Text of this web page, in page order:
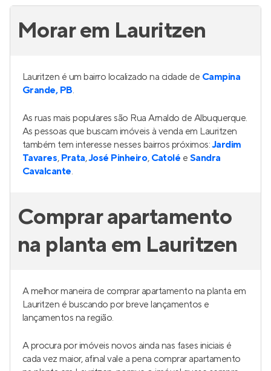
Morar em Lauritzen
Lauritzen é um bairro localizado na cidade de Campina
Grande, PB.
As ruas mais populares são Rua Arnaldo de Albuquerque.
As pessoas que buscam imóveis à venda em Lauritzen
também tem interesse nesses bairros próximos:Jardim
Tavares, Prata,José Pinheiro, Catolé e Sandra
Cavalcante.
Comprar apartamento
na planta em Lauritzen
A melhor maneira de comprar apartamento na planta em
Lauritzen é buscando por breve lançamentos e
lançamentos na região.
A procura por imóveis novos ainda nas fases iniciais é
cada vez maior, afinal vale a pena comprar apartamento